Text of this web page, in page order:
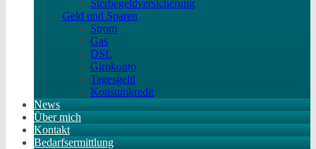
Sterbegeldversicherung
Geld und Sparen
Strom
Gas
DSL
Girokonto
Tagesgeld
Konsumkredit
News
Über mich
Kontakt
Bedarfsermittlung